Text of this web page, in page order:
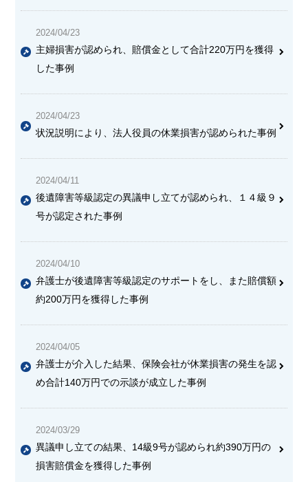
2024/04/23
主婦損害が認められ、賠償金として合計220万円を獲得
した事例
2024/04/23
状況説明により、法人役員の休業損害が認められた事例
2024/04/11
後遺障害等級認定の異議申し立てが認められ、１４級９
号が認定された事例
2024/04/10
弁護士が後遺障害等級認定のサポートをし、また賠償額
約200万円を獲得した事例
2024/04/05
弁護士が介入した結果、保険会社が休業損害の発生を認
め合計140万円での示談が成立した事例
2024/03/29
異議申し立ての結果、14級9号が認められ約390万円の
損害賠償金を獲得した事例